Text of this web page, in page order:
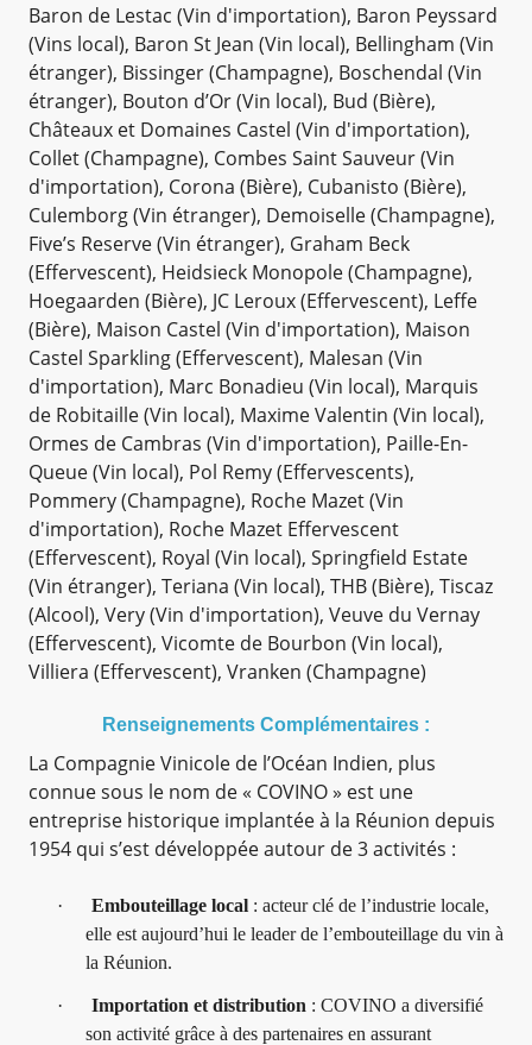
Baron de Lestac (Vin d'importation), Baron Peyssard
(Vins local), Baron St Jean (Vin local), Bellingham (Vin
étranger), Bissinger (Champagne), Boschendal (Vin
étranger), Bouton d’Or (Vin local), Bud (Bière),
Châteaux et Domaines Castel (Vin d'importation),
Collet (Champagne), Combes Saint Sauveur (Vin
d'importation), Corona (Bière), Cubanisto (Bière),
Culemborg (Vin étranger), Demoiselle (Champagne),
Five’s Reserve (Vin étranger), Graham Beck
(Effervescent), Heidsieck Monopole (Champagne),
Hoegaarden (Bière), JC Leroux (Effervescent), Leffe
(Bière), Maison Castel (Vin d'importation), Maison
Castel Sparkling (Effervescent), Malesan (Vin
d'importation), Marc Bonadieu (Vin local), Marquis
de Robitaille (Vin local), Maxime Valentin (Vin local),
Ormes de Cambras (Vin d'importation), Paille-En-
Queue (Vin local), Pol Remy (Effervescents),
Pommery (Champagne), Roche Mazet (Vin
d'importation), Roche Mazet Effervescent
(Effervescent), Royal (Vin local), Springfield Estate
(Vin étranger), Teriana (Vin local), THB (Bière), Tiscaz
(Alcool), Very (Vin d'importation), Veuve du Vernay
(Effervescent), Vicomte de Bourbon (Vin local),
Villiera (Effervescent), Vranken (Champagne)
Renseignements Complémentaires :
La Compagnie Vinicole de l’Océan Indien, plus
connue sous le nom de « COVINO » est une
entreprise historique implantée à la Réunion depuis
1954 qui s’est développée autour de 3 activités :
· Embouteillage local : acteur clé de l’industrie locale,
elle est aujourd’hui le leader de l’embouteillage du vin à
la Réunion.
· Importation et distribution : COVINO a diversifié
son activité grâce à des partenaires en assurant